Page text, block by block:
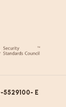
5529100- E